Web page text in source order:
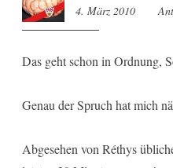
4. März 2010
Das geht schon in Ordnung,
Genau der Spruch hat mich
Abgesehen von Réthys